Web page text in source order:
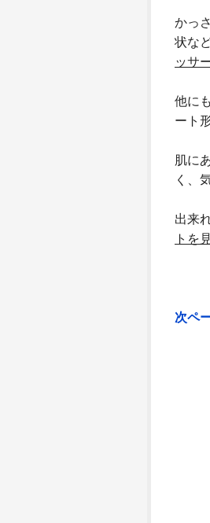
かっ
状な
ッサ
他に
ート
肌に
く、
出来
トを
次ペ